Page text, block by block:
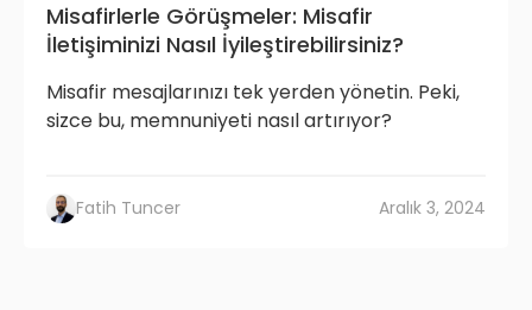
Misafirlerle Görüşmeler: Misafir
İletişiminizi Nasıl İyileştirebilirsiniz?
Misafir mesajlarınızı tek yerden yönetin. Peki,
sizce bu, memnuniyeti nasıl artırıyor?
Fatih Tuncer Aralık 3, 2024